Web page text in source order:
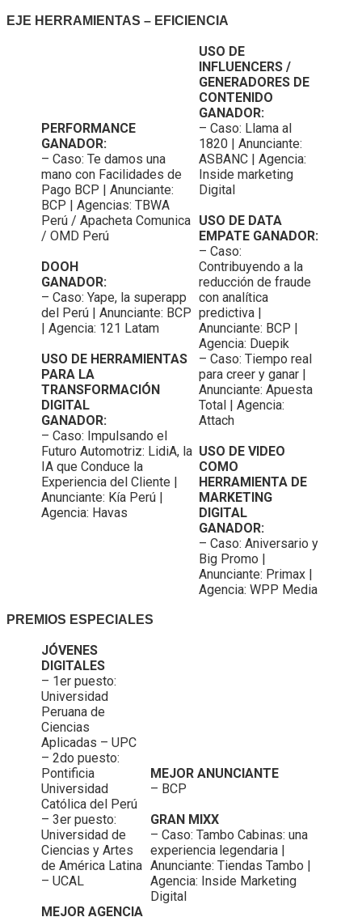
EJE HERRAMIENTAS – EFICIENCIA
PERFORMANCE
GANADOR:
– Caso: Te damos una
mano con Facilidades de
Pago BCP | Anunciante:
BCP | Agencias: TBWA
Perú / Apacheta Comunica
/ OMD Perú
DOOH
GANADOR:
– Caso: Yape, la superapp
del Perú | Anunciante: BCP
| Agencia: 121 Latam
USO DE HERRAMIENTAS
PARA LA
TRANSFORMACIÓN
DIGITAL
GANADOR:
– Caso: Impulsando el
Futuro Automotriz: LidiA, la
IA que Conduce la
Experiencia del Cliente |
Anunciante: Kía Perú |
Agencia: Havas
USO DE
INFLUENCERS /
GENERADORES DE
CONTENIDO
GANADOR:
– Caso: Llama al
1820 | Anunciante:
ASBANC | Agencia:
Inside marketing
Digital
USO DE DATA
EMPATE GANADOR:
– Caso:
Contribuyendo a la
reducción de fraude
con analítica
predictiva |
Anunciante: BCP |
Agencia: Duepik
– Caso: Tiempo real
para creer y ganar |
Anunciante: Apuesta
Total | Agencia:
Attach
USO DE VIDEO
COMO
HERRAMIENTA DE
MARKETING
DIGITAL
GANADOR:
– Caso: Aniversario y
Big Promo |
Anunciante: Primax |
Agencia: WPP Media
PREMIOS ESPECIALES
JÓVENES
DIGITALES
– 1er puesto:
Universidad
Peruana de
Ciencias
Aplicadas – UPC
– 2do puesto:
Pontificia
Universidad
Católica del Perú
– 3er puesto:
Universidad de
Ciencias y Artes
de América Latina
– UCAL
MEJOR AGENCIA
MEJOR ANUNCIANTE
– BCP
GRAN MIXX
– Caso: Tambo Cabinas: una
experiencia legendaria |
Anunciante: Tiendas Tambo |
Agencia: Inside Marketing
Digital